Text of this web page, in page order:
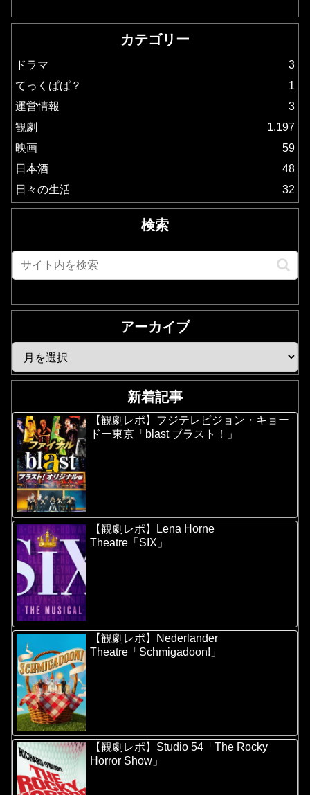
カテゴリー
ドラマ
3
てっくぱぱ？
1
運営情報
3
観劇
1,197
映画
59
日本酒
48
日々の生活
32
検索
アーカイブ
新着記事
【観劇レポ】フジテレビジョン・キョー
ドー東京「blast ブラスト！」
【観劇レポ】Lena Horne
Theatre「SIX」
【観劇レポ】Nederlander
Theatre「Schmigadoon!」
【観劇レポ】Studio 54「The Rocky
Horror Show」